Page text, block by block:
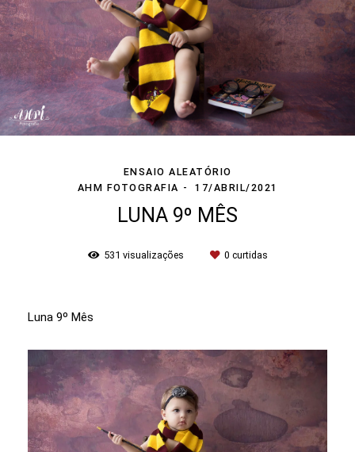
ENSAIO ALEATÓRIO
AHM FOTOGRAFIA
17/ABRIL/2021
LUNA 9º MÊS
531 visualizações 0 curtidas
Luna 9º Mês